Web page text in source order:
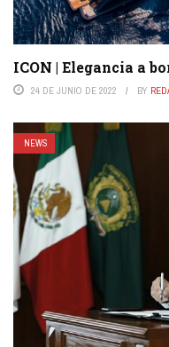
ICON | Elegancia a
24 DE JUNIO DE 2022 BY
NEWS